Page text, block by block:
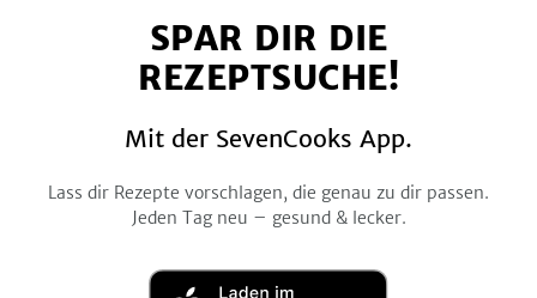
FacebookTwitterPinterestInstagramYouTube
SPAR DIR DIE
REZEPTSUCHE!
Mit der SevenCooks App.
Lass dir Rezepte vorschlagen, die genau zu dir passen.
Jeden Tag neu – gesund & lecker.
Laden